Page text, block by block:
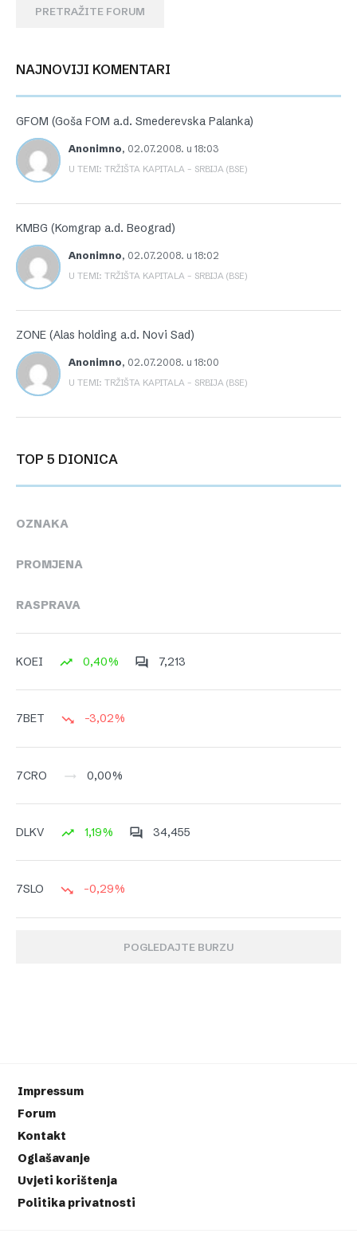
PRETRAŽITE FORUM
NAJNOVIJI KOMENTARI
GFOM (Goša FOM a.d. Smederevska Palanka)
Anonimno, 02.07.2008. u 18:03
U TEMI: TRŽIŠTA KAPITALA – SRBIJA (BSE)
KMBG (Komgrap a.d. Beograd)
Anonimno, 02.07.2008. u 18:02
U TEMI: TRŽIŠTA KAPITALA – SRBIJA (BSE)
ZONE (Alas holding a.d. Novi Sad)
Anonimno, 02.07.2008. u 18:00
U TEMI: TRŽIŠTA KAPITALA – SRBIJA (BSE)
TOP 5 DIONICA
OZNAKA
PROMJENA
RASPRAVA
KOEI 0,40% 7,213
7BET -3,02%
7CRO 0,00%
DLKV 1,19% 34,455
7SLO -0,29%
POGLEDAJTE BURZU
Impressum
Forum
Kontakt
Oglašavanje
Uvjeti korištenja
Politika privatnosti